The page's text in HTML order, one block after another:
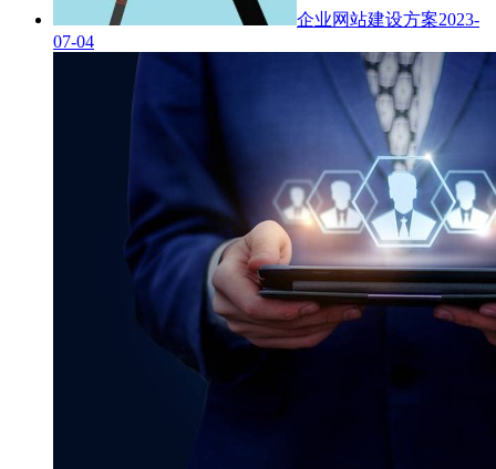
企业网站建设方案2023-
07-04